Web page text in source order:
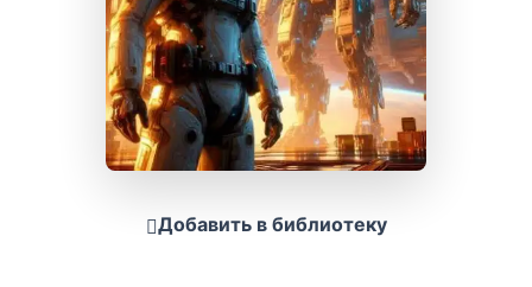
Добавить в библиотеку